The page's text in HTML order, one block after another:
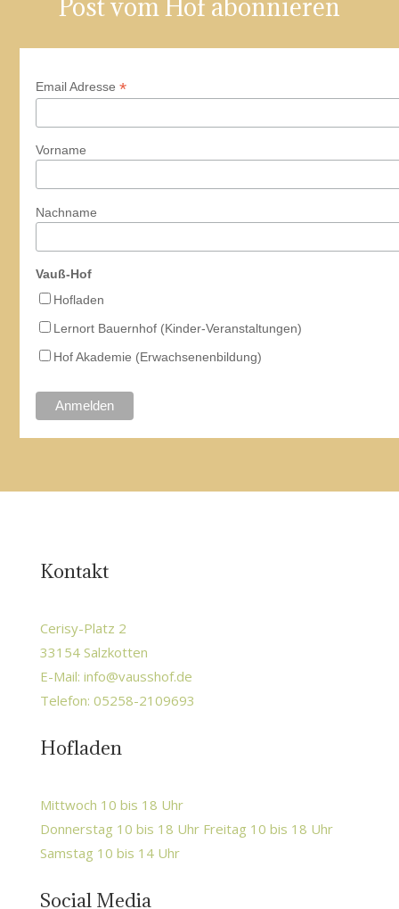
Post vom Hof abonnieren
Email Adresse*
Vorname
Nachname
Vauß-Hof
Hofladen
Lernort Bauernhof (Kinder-Veranstaltungen)
Hof Akademie (Erwachsenenbildung)
Kontakt
Cerisy-Platz 2
33154 Salzkotten
E-Mail: info@vausshof.de
Telefon: 05258-2109693
Hofladen
Mittwoch 10 bis 18 Uhr
Donnerstag 10 bis 18 Uhr Freitag 10 bis 18 Uhr
Samstag 10 bis 14 Uhr
Social Media